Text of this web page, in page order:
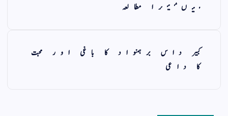
میںمیرا مطالعہ
کبیر داس برہمنواد کا باغی اور محبت
کا داعی